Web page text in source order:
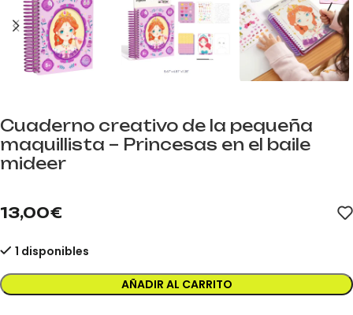
Cuaderno creativo de la pequeña
maquillista – Princesas en el baile
mideer
13,00€
1 disponibles
AÑADIR AL CARRITO